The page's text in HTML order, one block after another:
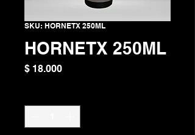
SKU: HORNETX 250ML
HORNETX 250ML
$ 18.000Precio